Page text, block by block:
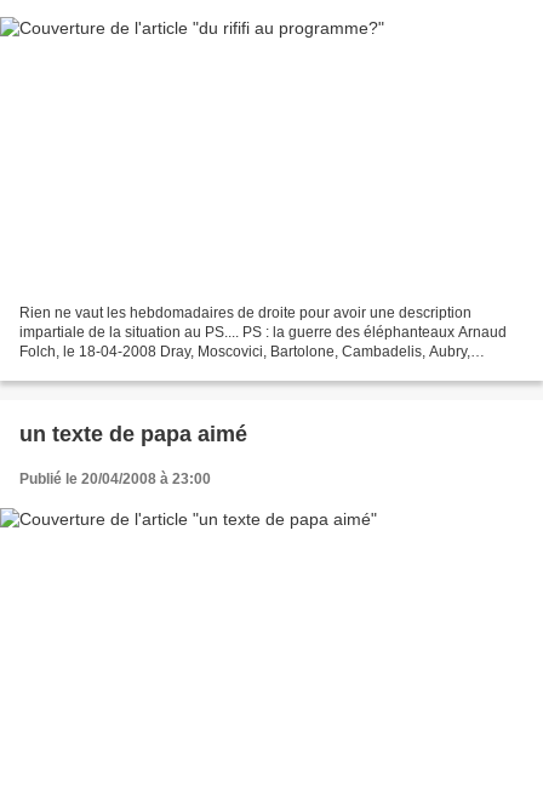
Rien ne vaut les hebdomadaires de droite pour avoir une description
impartiale de la situation au PS.... PS : la guerre des éléphanteaux Arnaud
Folch, le 18-04-2008 Dray, Moscovici, Bartolone, Cambadelis, Aubry,
un texte de papa aimé
Publié le 20/04/2008 à 23:00